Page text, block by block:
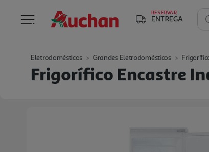
RESERVAR
ENTREGA
Eletrodomésticos Grandes Eletrodomésticos
Frigorífico Encastre